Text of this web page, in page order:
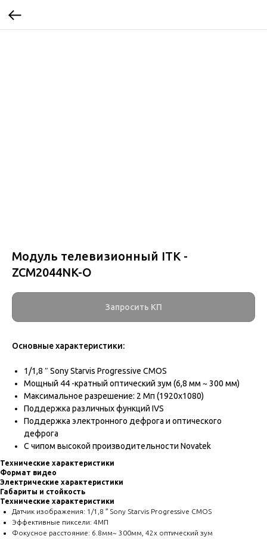
Модуль телевизионный ITK -
ZCM2044NK-O
Запросить КП
Основные характеристики:
1/1,8 ″ Sony Starvis Progressive CMOS
Мощный 44 -кратный оптический зум (6,8 мм ~ 300 мм)
Максимальное разрешение: 2 Мп (1920x1080)
Поддержка различных функций IVS
Поддержка электронного дефрога и оптического
дефрога
С чипом высокой производительности Novatek
Технические характеристики
Формат видео
Электрические характеристики
Габариты и стойкость
Технические характеристики
Датчик изображения: 1/1,8 ″ Sony Starvis Progressive CMOS
Эффективные пиксели: 4МП
Фокусное расстояние: 6.8мм~ 300мм, 42x оптический зум